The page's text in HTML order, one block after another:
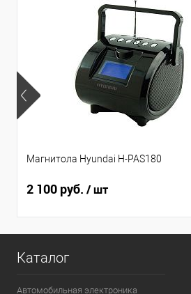
Магнитола Hyundai H-PAS180
2 100 руб. / шт
Каталог
Автомобильная электроника